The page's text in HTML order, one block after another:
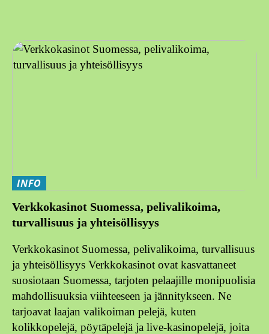
INFO
Verkkokasinot Suomessa, pelivalikoima,
turvallisuus ja yhteisöllisyys
Verkkokasinot Suomessa, pelivalikoima, turvallisuus
ja yhteisöllisyys Verkkokasinot ovat kasvattaneet
suosiotaan Suomessa, tarjoten pelaajille monipuolisia
mahdollisuuksia viihteeseen ja jännitykseen. Ne
tarjoavat laajan valikoiman pelejä, kuten
kolikkopelejä, pöytäpelejä ja live-kasinopelejä, joita